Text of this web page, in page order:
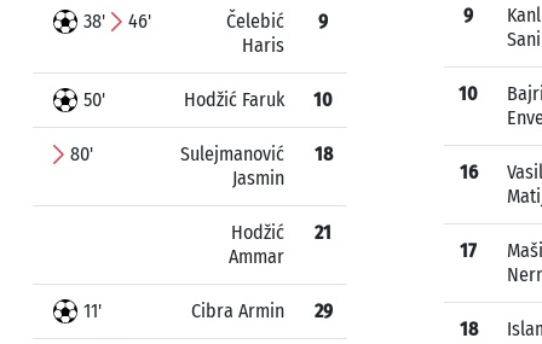
38' 46'
Čelebić
Haris
9
50' Hodžić Faruk 10
80'
Sulejmanović
Jasmin
18
Hodžić
Ammar
21
11' Cibra Armin 29
9
10
16
17
18